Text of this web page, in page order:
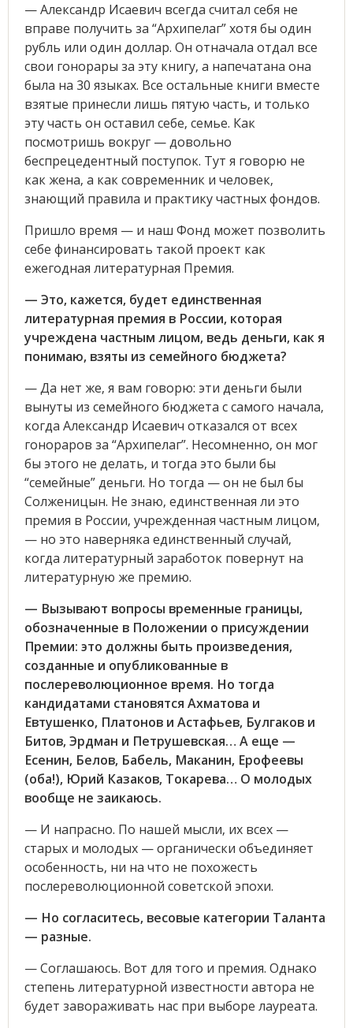
— Александр Исаевич всегда считал себя не
вправе получить за “Архипелаг” хотя бы один
рубль или один доллар. Он отначала отдал все
свои гонорары за эту книгу, а напечатана она
была на 30 языках. Все остальные книги вместе
взятые принесли лишь пятую часть, и только
эту часть он оставил себе, семье. Как
посмотришь вокруг — довольно
беспрецедентный поступок. Тут я говорю не
как жена, а как современник и человек,
знающий правила и практику частных фондов.
Пришло время — и наш Фонд может позволить
себе финансировать такой проект как
ежегодная литературная Премия.
— Это, кажется, будет единственная
литературная премия в России, которая
учреждена частным лицом, ведь деньги, как я
понимаю, взяты из семейного бюджета?
— Да нет же, я вам говорю: эти деньги были
вынуты из семейного бюджета с самого начала,
когда Александр Исаевич отказался от всех
гонораров за “Архипелаг”. Несомненно, он мог
бы этого не делать, и тогда это были бы
“семейные” деньги. Но тогда — он не был бы
Солженицын. Не знаю, единственная ли это
премия в России, учрежденная частным лицом,
— но это наверняка единственный случай,
когда литературный заработок повернут на
литературную же премию.
— Вызывают вопросы временные границы,
обозначенные в Положении о присуждении
Премии: это должны быть произведения,
созданные и опубликованные в
послереволюционное время. Но тогда
кандидатами становятся Ахматова и
Евтушенко, Платонов и Астафьев, Булгаков и
Битов, Эрдман и Петрушевская… А еще —
Есенин, Белов, Бабель, Маканин, Ерофеевы
(оба!), Юрий Казаков, Токарева… О молодых
вообще не заикаюсь.
— И напрасно. По нашей мысли, их всех —
старых и молодых — органически объединяет
особенность, ни на что не похожесть
послереволюционной советской эпохи.
— Но согласитесь, весовые категории Таланта
— разные.
— Соглашаюсь. Вот для того и премия. Однако
степень литературной известности автора не
будет завораживать нас при выборе лауреата.